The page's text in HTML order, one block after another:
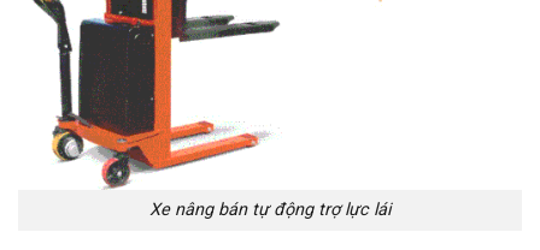
Xe nâng bán tự động trợ lực lái